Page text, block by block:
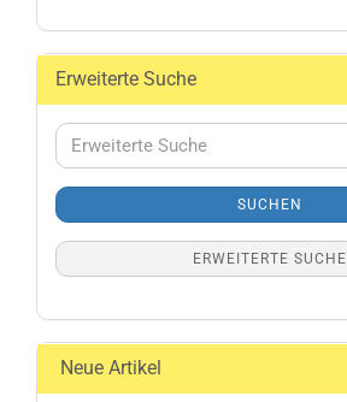
Erweiterte Suche
Erweiterte
Suche
SUCHEN
ERWEITERTE SUCHE
Neue Artikel